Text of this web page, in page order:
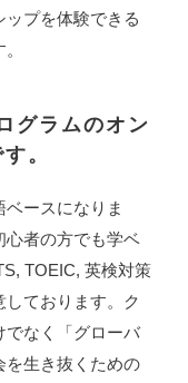
プを体験できる
グラムのオン
。
ースになりま
心者の方でも学ベ
TOEIC, 英検対策
ております。ク
でなく「グローバ
を生き抜くための